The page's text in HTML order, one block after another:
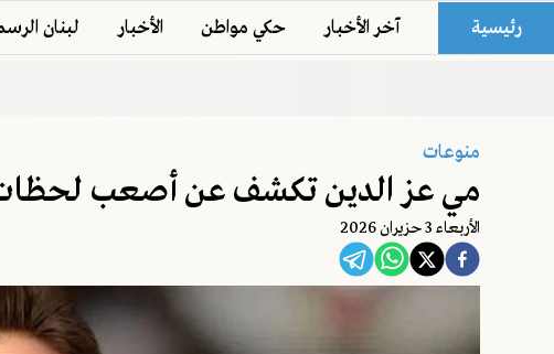
رئيسية آخر الأخبار حكي مواطن الأخبار لبنان
منوعات
مي عز الدين تكشف عن أصعب لحظات
اﻷربعاء 3 حزيران 2026